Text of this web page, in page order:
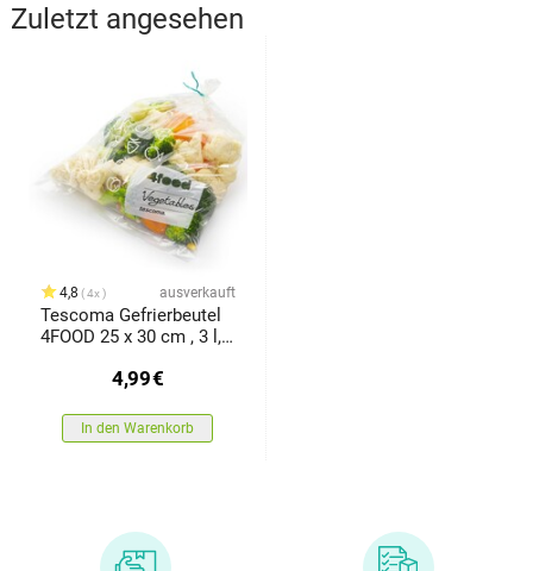
Zuletzt angesehen
4,8 4x ausverkauft
Tescoma Gefrierbeutel
4FOOD 25 x 30 cm , 3 l,
4,99€
In den Warenkorb